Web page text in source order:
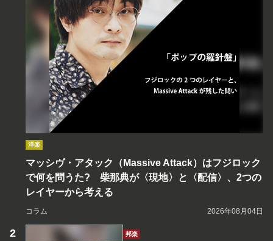
洋楽
マッシヴ・アタック（Massive Attack）はフジロック
で何を問うた? 柴那典が〈現地〉と〈配信〉、2つの
レイヤーから考える
コラム 2026年08月04日
邦楽